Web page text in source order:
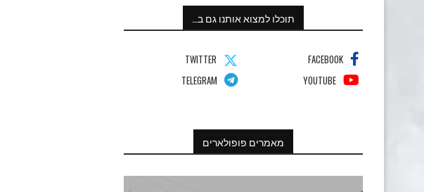
תוכלו למצוא אותנו גם ב…
FACEBOOK
TWITTER
YOUTUBE
TELEGRAM
מאמרים פופולארים